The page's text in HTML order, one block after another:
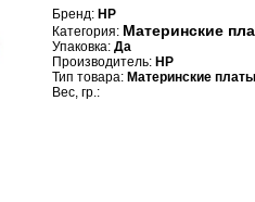
Бренд: HP
Категория: Материнские
Упаковка: Да
Производитель: HP
Тип товара: Материнские платы
Вес, гр.: